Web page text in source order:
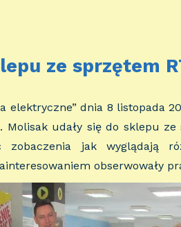
ze sprzętem
elektryczne” dnia 8 listopada
udały się do sklepu ze
zobaczenia jak wyglądają
obserwowały